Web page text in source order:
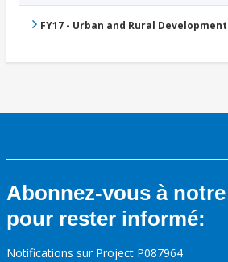
FY17 - Urban and Rural Development
Abonnez-vous à
pour rester informé:
Notifications sur Project P087964